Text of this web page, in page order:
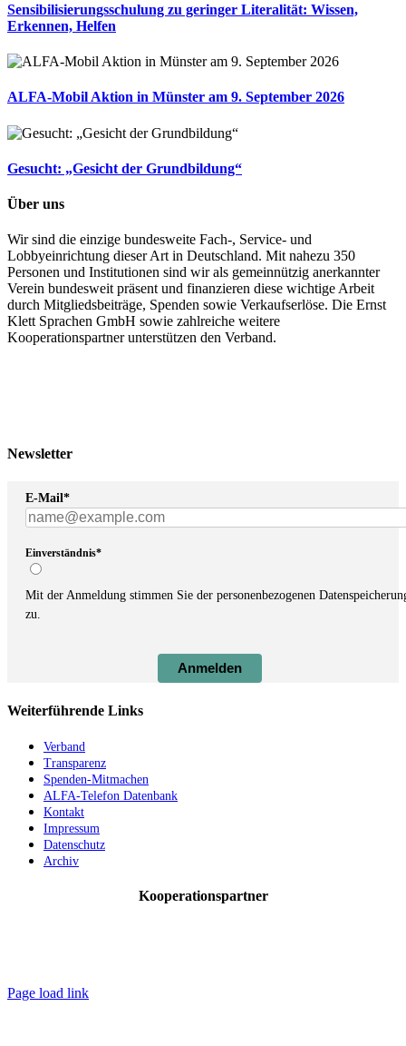
Sensibilisierungsschulung zu geringer Literalität: Wissen,
Erkennen, Helfen
ALFA-Mobil Aktion in Münster am 9. September 2026
Gesucht: „Gesicht der Grundbildung“
Über uns
Wir sind die einzige bundesweite Fach-, Service- und
Lobbyeinrichtung dieser Art in Deutschland. Mit nahezu 350
Personen und Institutionen sind wir als gemeinnützig anerkannter
Verein bundesweit präsent und finanzieren diese wichtige Arbeit
durch Mitgliedsbeiträge, Spenden sowie Verkaufserlöse. Die Ernst
Klett Sprachen GmbH sowie zahlreiche weitere
Kooperationspartner unterstützen den Verband.
Newsletter
E-Mail*
Einverständnis*
Mit der Anmeldung stimmen Sie der personenbezogenen
zu.
Anmelden
Weiterführende Links
Verband
Transparenz
Spenden-Mitmachen
ALFA-Telefon Datenbank
Kontakt
Impressum
Datenschutz
Archiv
Kooperationspartner
Facebook
Instagram
YouTube
Page load link